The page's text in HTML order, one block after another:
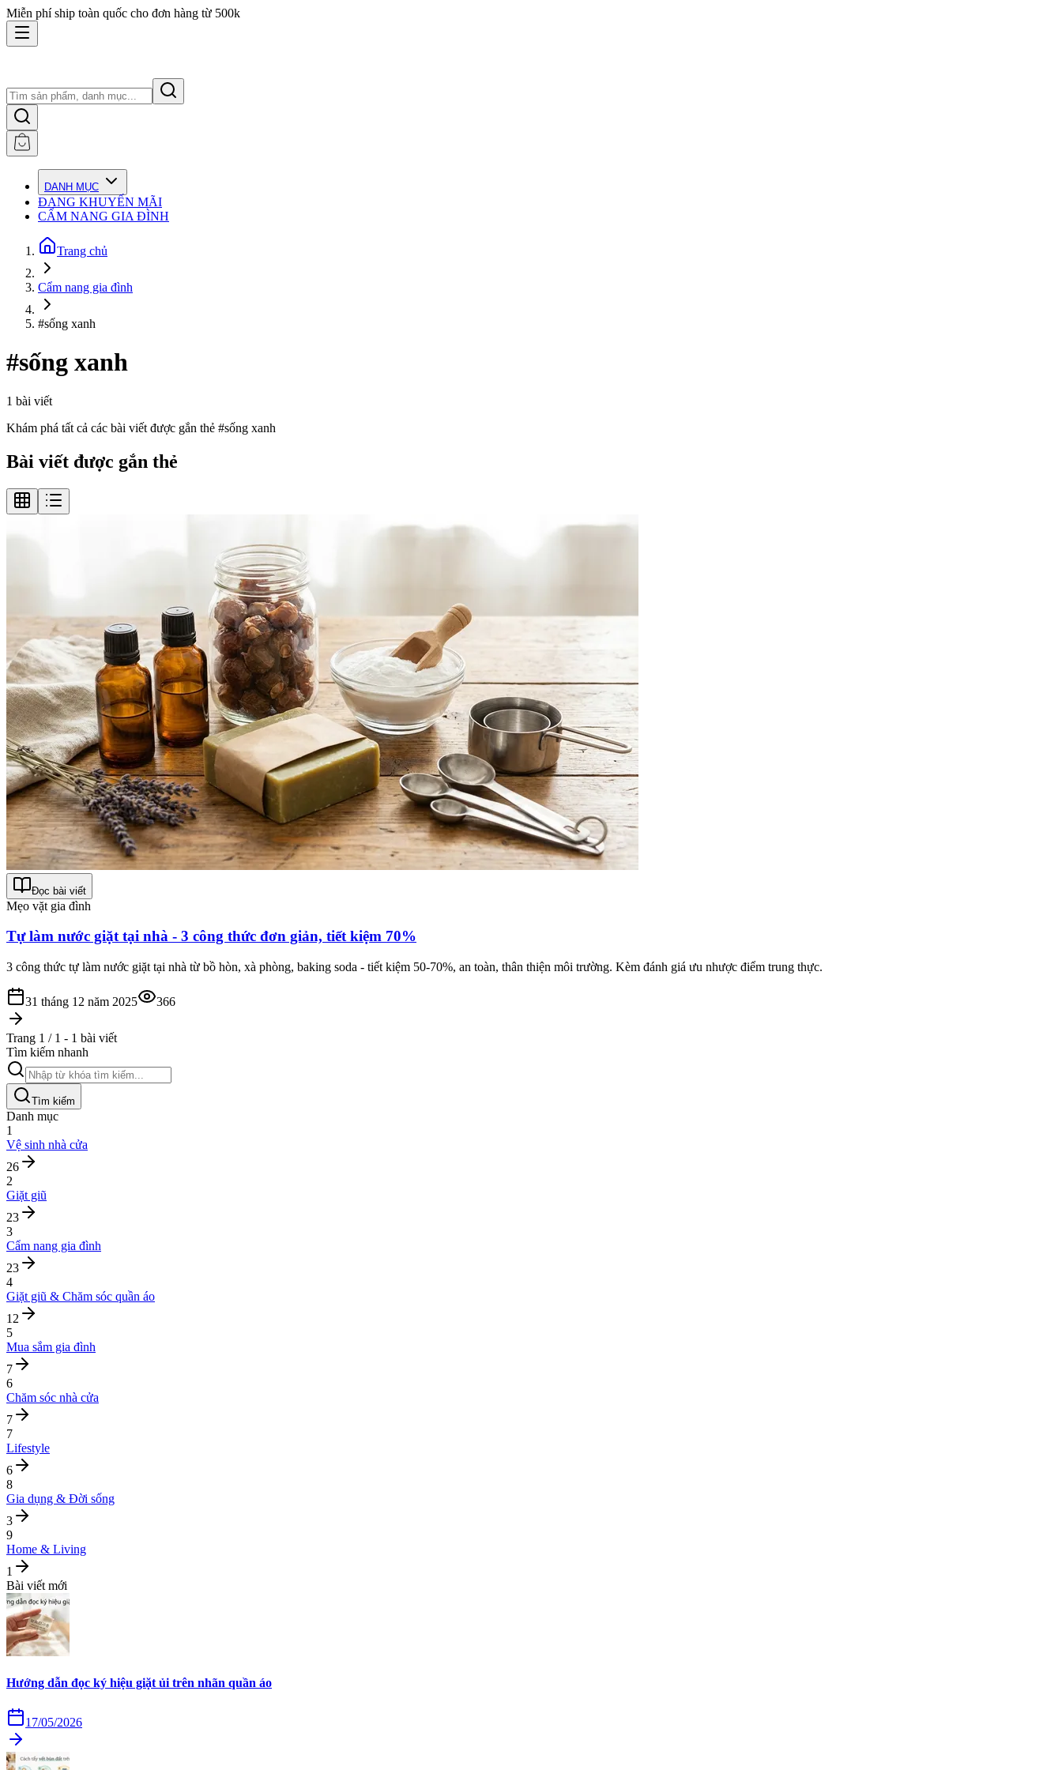
Miễn phí ship toàn quốc cho đơn hàng từ 500k
DANH MỤC
ĐANG KHUYẾN MÃI
CẨM NANG GIA ĐÌNH
Trang chủ
Cẩm nang gia đình
#sống xanh
#sống xanh
1 bài viết
Khám phá tất cả các bài viết được gắn thẻ #sống xanh
Bài viết được gắn thẻ
Đọc bài viết
Mẹo vặt gia đình
Tự làm nước giặt tại nhà - 3 công thức đơn giản, tiết kiệm 70%
3 công thức tự làm nước giặt tại nhà từ bồ hòn, xà phòng, baking soda - tiết kiệm 50-70%, an toàn, thân thiện môi trường. Kèm đánh giá ưu nhược điểm trung thực.
31 tháng 12 năm 2025 366
Trang 1 / 1 - 1 bài viết
Tìm kiếm nhanh
Tìm kiếm
Danh mục
1
Vệ sinh nhà cửa
26
2
Giặt giũ
23
3
Cẩm nang gia đình
23
4
Giặt giũ & Chăm sóc quần áo
12
5
Mua sắm gia đình
7
6
Chăm sóc nhà cửa
7
7
Lifestyle
6
8
Gia dụng & Đời sống
3
9
Home & Living
1
Bài viết mới
Hướng dẫn đọc ký hiệu giặt ủi trên nhãn quần áo
17/05/2026